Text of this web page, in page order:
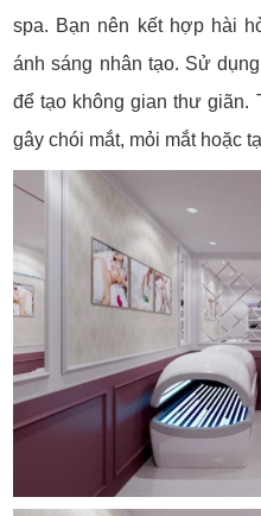
spa. Bạn nên kết hợp hài
ánh sáng nhân tạo. Sử
để tạo không gian thư giãn.
gây chói mắt, mỏi mắt hoặc